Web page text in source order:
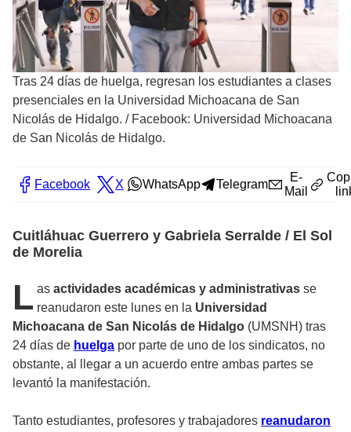
Tras 24 días de huelga, regresan los estudiantes a clases
presenciales en la Universidad Michoacana de San
Nicolás de Hidalgo. / Facebook: Universidad Michoacana
de San Nicolás de Hidalgo.
Facebook X WhatsApp Telegram
E-
Mail
Cuitláhuac Guerrero y Gabriela Serralde / El Sol
de Morelia
L as actividades académicas y administrativas se
reanudaron este lunes en la Universidad
Michoacana de San Nicolás de Hidalgo (UMSNH) tras
24 días de huelga por parte de uno de los sindicatos, no
obstante, al llegar a un acuerdo entre ambas partes se
levantó la manifestación.
Tanto estudiantes, profesores y trabajadores reanudaron